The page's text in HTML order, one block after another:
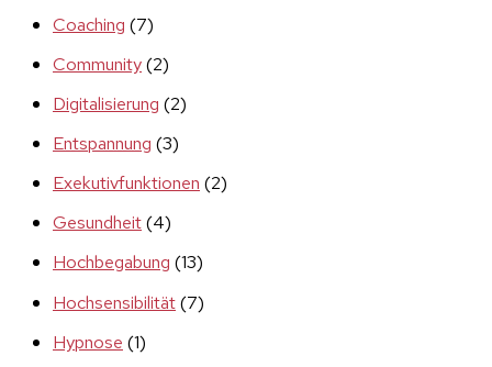
Coaching (7)
Community(2)
Digitalisierung (2)
Entspannung (3)
Exekutivfunktionen (2)
Gesundheit(4)
Hochbegabung (13)
Hochsensibilität(7)
Hypnose (1)